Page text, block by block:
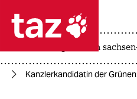
 taz zahl
taz zahl ich
landtagswahl in
Kanzlerkandidatin der